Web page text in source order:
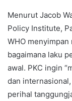
Menurut Jacob
Policy Institute,
WHO
bagaimana laku
awal. PKC ingin
dan
perihal